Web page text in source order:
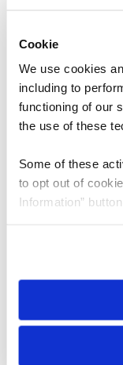
Cookie
We use cookies
including to
functioning of our
the use of these
Some of these
to opt out of
Information”
need to be set